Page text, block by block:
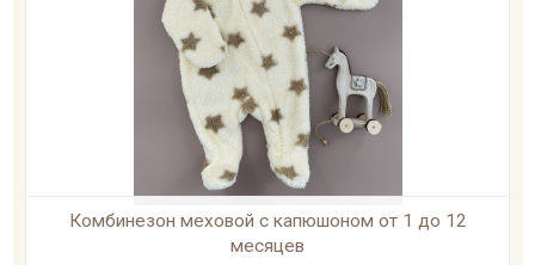
Комбинезон меховой с капюшоном от 1 до 12
месяцев